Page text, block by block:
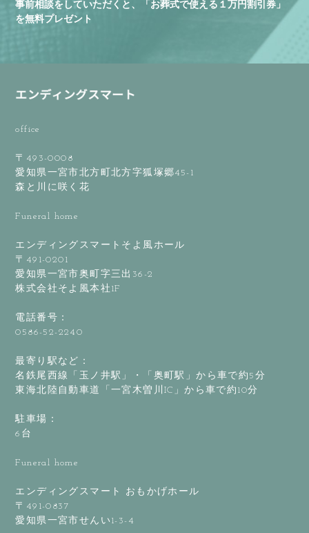
事前相談をしていただくと、「お葬式で使える１万円割引券」
を無料プレゼント
office
〒493-0008
愛知県一宮市北方町北方字狐塚郷45-1
森と川に咲く花
Funeral home
エンディングスマートそよ風ホール
〒491-0201
愛知県一宮市奥町字三出36-2
株式会社そよ風本社1F
電話番号：
0586-52-2240
最寄り駅など：
名鉄尾西線「玉ノ井駅」・「奥町駅」から車で約5分
東海北陸自動車道「一宮木曽川IC」から車で約10分
駐車場：
6台
Funeral home
エンディングスマート おもかげホール
〒491-0837
愛知県一宮市せんい1-3-4